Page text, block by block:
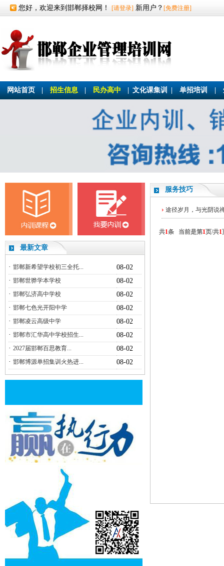
您好，欢迎来到邯郸择校网！ [请登录] 新用户？ [免费注册]
网站首页 招生信息 民办高中 文化课集训 单招培训
最新文章
· 邯郸新希望学校初三全托...
08-02
· 邯郸世骅学本学校
08-02
· 邯郸弘济高中学校
08-02
· 邯郸七色光开阳中学
08-02
· 邯郸凌云高级中学
08-02
· 邯郸市汇华高中学校招生...
08-02
· 2027届邯郸百思教育...
08-02
· 邯郸博源单招集训火热进... 08-02
服务技巧
途径岁月，与光阴说
共1条 当前是第1页/共1